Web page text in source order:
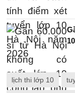
lịch thi lớp 10